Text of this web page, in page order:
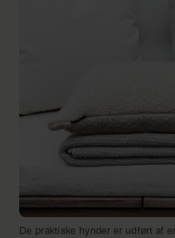
De praktiske hynder er udført af